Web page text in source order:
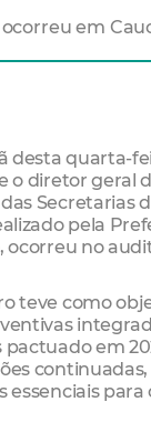
em
desta quarta-
o diretor geral
Secretarias
pela
ocorreu no
teve como
pactuado em
essenciais